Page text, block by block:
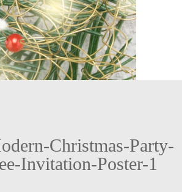
Christmas-Party-
Invitation-Poster-1